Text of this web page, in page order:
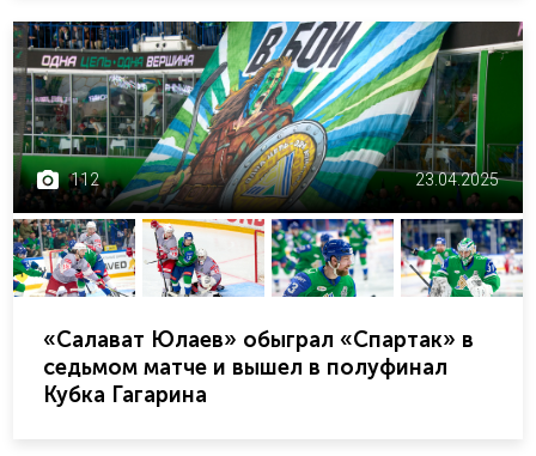
112 23.04.2025
«Салават Юлаев» обыграл «Спартак» в
седьмом матче и вышел в полуфинал
Кубка Гагарина